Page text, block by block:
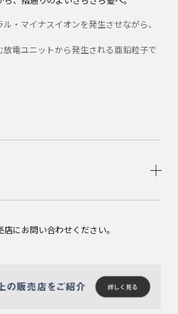
・マイナスイオンを発生させながら、
電ユニットから発生される亜鉛粒子で
にお問い合わせください。